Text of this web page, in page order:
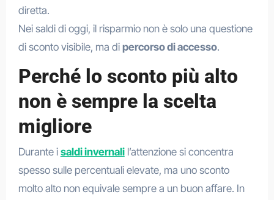
diretta.
Nei saldi di oggi, il risparmio non è solo una questione
di sconto visibile, ma di percorso di accesso.
Perché lo sconto più alto
non è sempre la scelta
migliore
Durante i saldi invernalil’attenzione si concentra
spesso sulle percentuali elevate, ma uno sconto
molto alto non equivale sempre a un buon affare. In